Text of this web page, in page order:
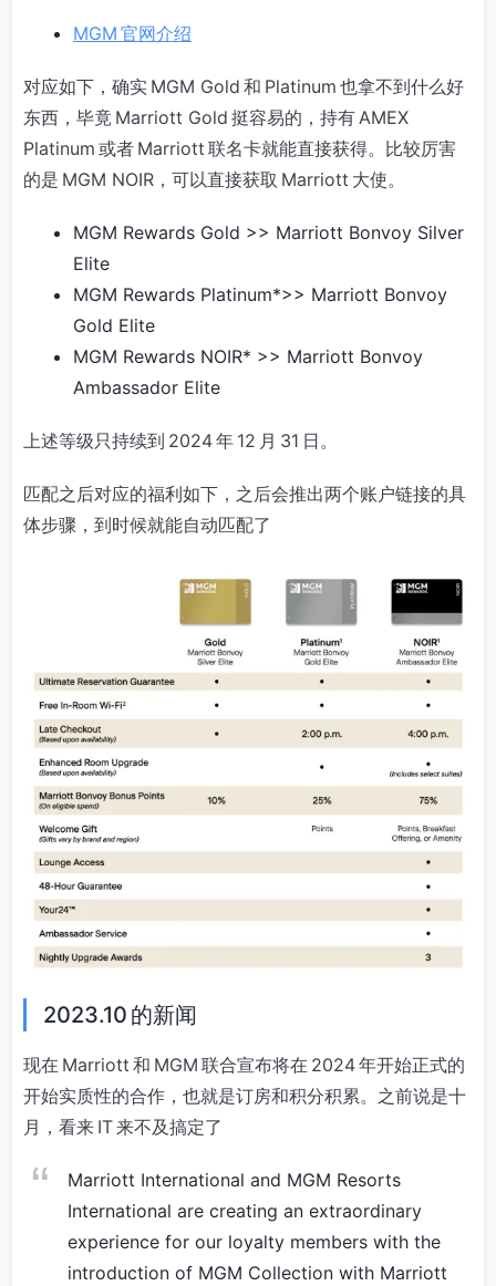
MGM 官网介绍
对应如下，确实 MGM Gold 和 Platinum 也拿不到什么好
东西，毕竟 Marriott Gold 挺容易的，持有 AMEX
Platinum 或者 Marriott 联名卡就能直接获得。比较厉害
的是 MGM NOIR，可以直接获取 Marriott 大使。
MGM Rewards Gold >> Marriott Bonvoy Silver
Elite
MGM Rewards Platinum*>> Marriott Bonvoy
Gold Elite
MGM Rewards NOIR* >> Marriott Bonvoy
Ambassador Elite
上述等级只持续到 2024 年 12 月 31 日。
匹配之后对应的福利如下，之后会推出两个账户链接的具
体步骤，到时候就能自动匹配了
2023.10 的新闻
现在 Marriott 和 MGM 联合宣布将在 2024 年开始正式的
开始实质性的合作，也就是订房和积分积累。之前说是十
月，看来 IT 来不及搞定了
Marriott International and MGM Resorts
International are creating an extraordinary
experience for our loyalty members with the
introduction of MGM Collection with Marriott